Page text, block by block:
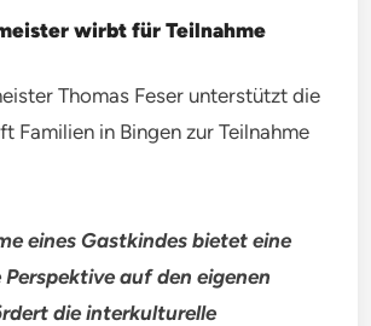
wirbt für Teilnahme
Thomas Feser unterstützt die
Familien in Bingen zur Teilnahme
eines Gastkindes bietet eine
auf den eigenen
die interkulturelle